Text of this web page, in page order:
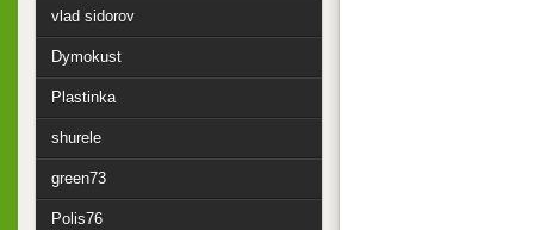
vlad sidorov
Dymokust
Plastinka
shurele
green73
Polis76